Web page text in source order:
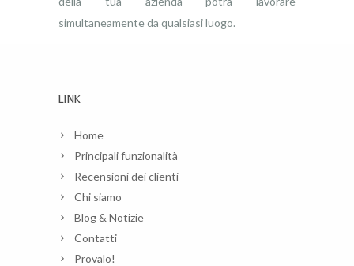
simultaneamente da qualsiasi luogo.
LINK
Home
Principali funzionalità
Recensioni dei clienti
Chi siamo
Blog & Notizie
Contatti
Provalo!